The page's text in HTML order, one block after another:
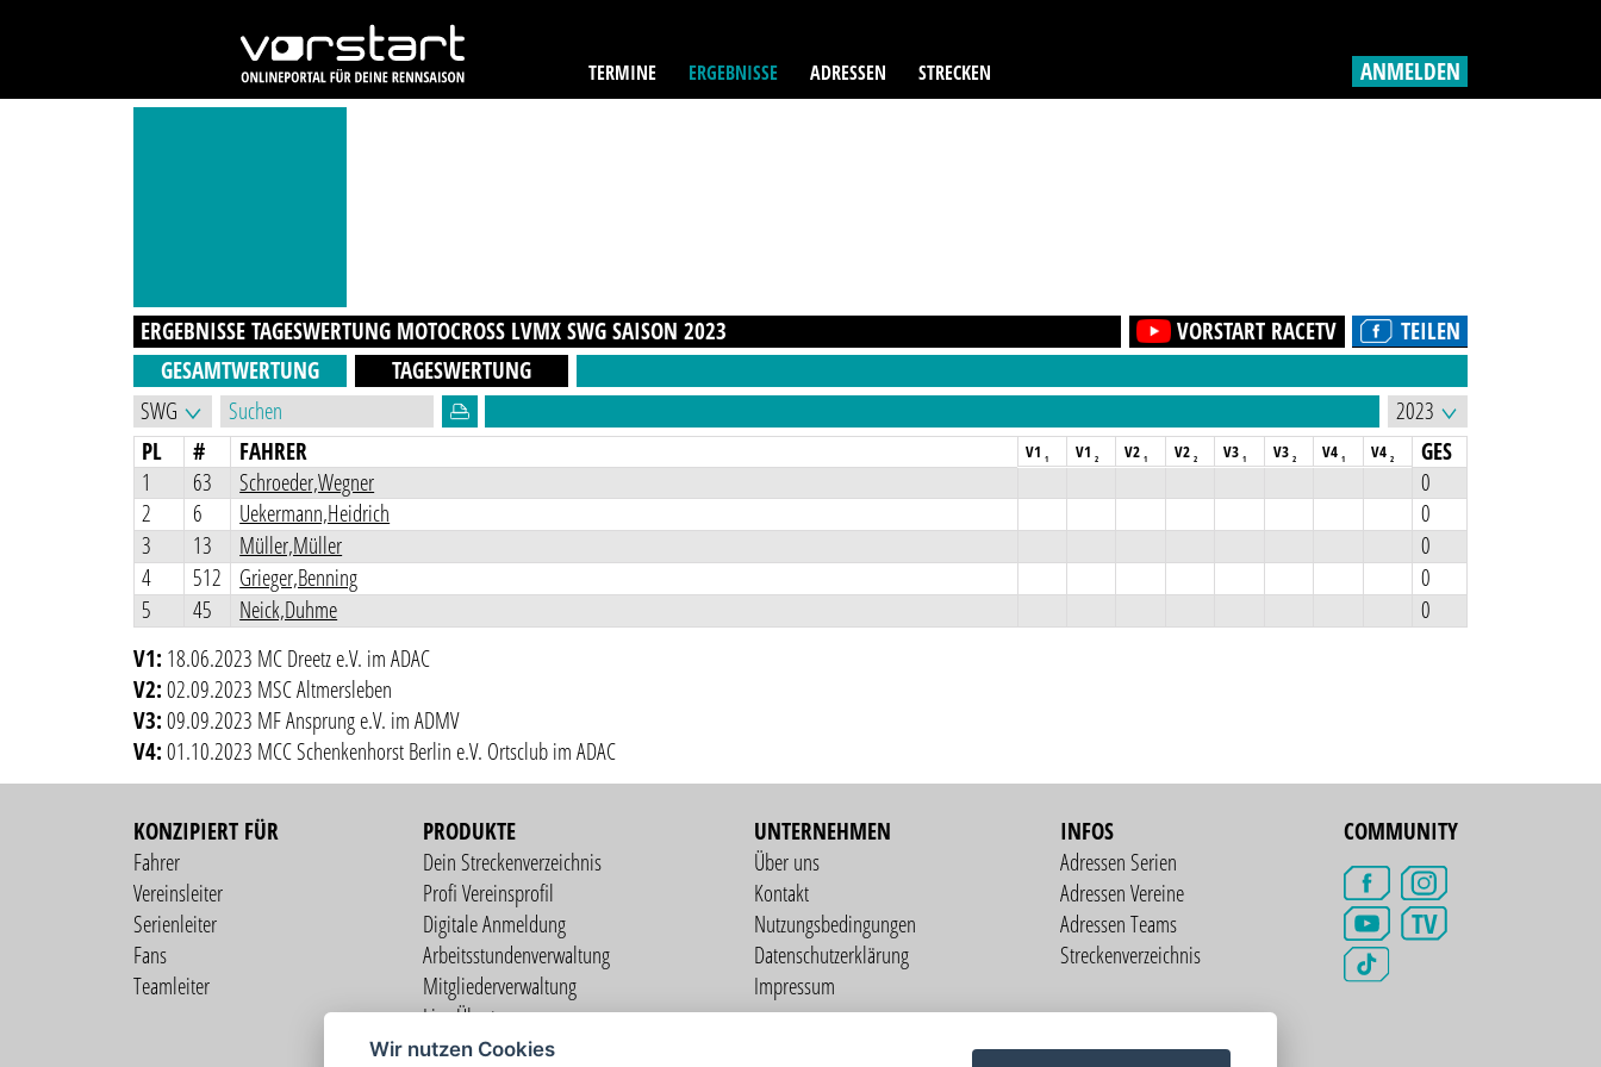
TERMINE ERGEBNISSE ADRESSEN STRECKEN ANMELDEN
ERGEBNISSE TAGESWERTUNG MOTOCROSS LVMX SWGSAISON2023 TEILEN
VORSTART RACETV
GESAMTWERTUNG
TAGESWERTUNG
PL # FAHRER V1 1 V1 2 V2 1 V2 2 V3 1 V3 2 V4 1 V4 2
GES
1
63 Schroeder,Wegner
0
2
6 Uekermann,Heidrich
0
3
13 Müller,Müller
0
4
512 Grieger,Benning
0
5
45 Neick,Duhme
0
V1: 18.06.2023 MC Dreetz e.V. im ADAC
V2:02.09.2023 MSC Altmersleben
V3:09.09.2023 MF Ansprung e.V. im ADMV
V4:01.10.2023 MCC Schenkenhorst Berlin e.V. Ortsclub im ADAC
KONZIPIERT FÜR
Fahrer
Vereinsleiter
Serienleiter
Fans
Teamleiter
PRODUKTE
Dein Streckenverzeichnis
Profi Vereinsprofil
Digitale Anmeldung
Arbeitsstundenverwaltung
Mitgliederverwaltung
Live Übertragung
Profi Fahrerprofil
UNTERNEHMEN
Über uns
Kontakt
Nutzungsbedingungen
Datenschutzerklärung
Impressum
INFOS
Adressen Serien
Adressen Vereine
Adressen Teams
Streckenverzeichnis
COMMUNITY
TV
Wir nutzen Cookies